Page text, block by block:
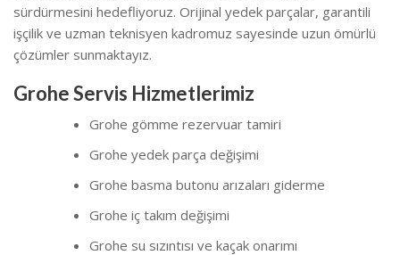
sürdürmesini hedefliyoruz. Orijinal yedek parçalar, garantili
işçilik ve uzman teknisyen kadromuz sayesinde uzun ömürlü
çözümler sunmaktayız.
Grohe Servis Hizmetlerimiz
Grohe gömme rezervuar tamiri
Grohe yedek parça değişimi
Grohe basma butonu arızaları giderme
Grohe iç takım değişimi
Grohe su sızıntısı ve kaçak onarımı